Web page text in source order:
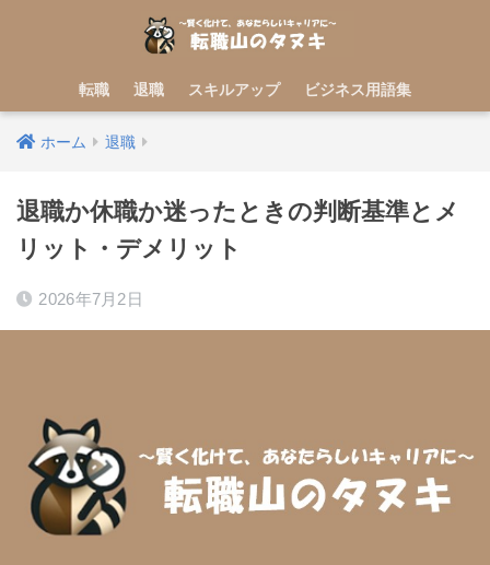
転職 退職 スキルアップ ビジネス用語集
ホーム 退職
退職か休職か迷ったときの判断基準とメ
リット・デメリット
2026年7月2日